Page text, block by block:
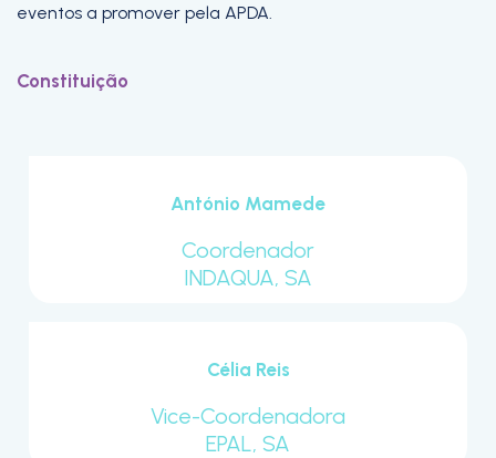
eventos a promover pela APDA.
Constituição
António Mamede
Coordenador
INDAQUA, SA
Célia Reis
Vice-Coordenadora
EPAL, SA